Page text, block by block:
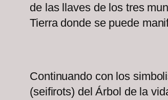
de las llaves de los tres
Tierra donde se puede
Continuando con los
(seifirots) del Árbol de la